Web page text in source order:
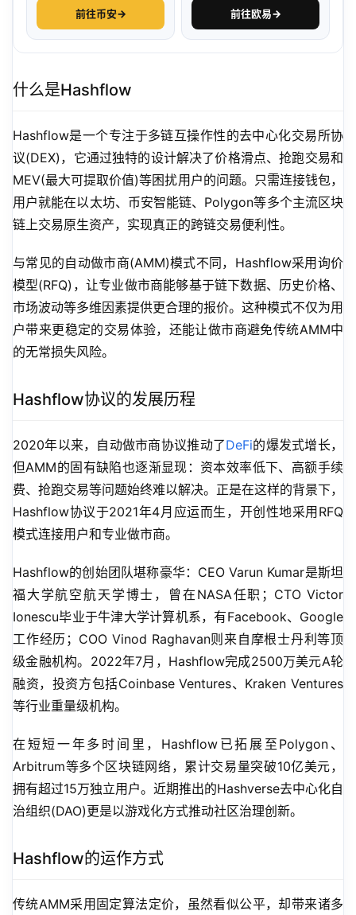
前往币安→ 前往欧易→
什么是Hashflow
Hashflow是一个专注于多链互操作性的去中心化交易所协
议(DEX)，它通过独特的设计解决了价格滑点、抢跑交易和
MEV(最大可提取价值)等困扰用户的问题。只需连接钱包，
用户就能在以太坊、币安智能链、Polygon等多个主流区块
链上交易原生资产，实现真正的跨链交易便利性。
与常见的自动做市商(AMM)模式不同，Hashflow采用询价
模型(RFQ)，让专业做市商能够基于链下数据、历史价格、
市场波动等多维因素提供更合理的报价。这种模式不仅为用
户带来更稳定的交易体验，还能让做市商避免传统AMM中
的无常损失风险。
Hashflow协议的发展历程
2020年以来，自动做市商协议推动了DeFi的爆发式增长，
但AMM的固有缺陷也逐渐显现：资本效率低下、高额手续
费、抢跑交易等问题始终难以解决。正是在这样的背景下，
Hashflow协议于2021年4月应运而生，开创性地采用RFQ
模式连接用户和专业做市商。
Hashflow的创始团队堪称豪华：CEO Varun Kumar是斯坦
福大学航空航天学博士，曾在NASA任职；CTO Victor
Ionescu毕业于牛津大学计算机系，有Facebook、Google
工作经历；COO Vinod Raghavan则来自摩根士丹利等顶
级金融机构。2022年7月，Hashflow完成2500万美元A轮
融资，投资方包括Coinbase Ventures、Kraken Ventures
等行业重量级机构。
在短短一年多时间里，Hashflow已拓展至Polygon、
Arbitrum等多个区块链网络，累计交易量突破10亿美元，
拥有超过15万独立用户。近期推出的Hashverse去中心化自
治组织(DAO)更是以游戏化方式推动社区治理创新。
Hashflow的运作方式
传统AMM采用固定算法定价，虽然看似公平，却带来诸多